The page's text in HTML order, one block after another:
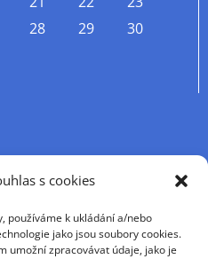
s cookies
používáme k ukládání a/nebo
jako jsou soubory cookies.
umožní zpracovávat údaje, jako je
28 29
30